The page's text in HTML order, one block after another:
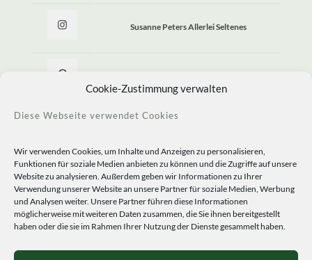
Cookie-Zustimmung verwalten
Diese Webseite verwendet Cookies
Wir verwenden Cookies, um Inhalte und Anzeigen zu personalisieren,
Funktionen für soziale Medien anbieten zu können und die Zugriffe auf unsere
Website zu analysieren. Außerdem geben wir Informationen zu Ihrer
Verwendung unserer Website an unsere Partner für soziale Medien, Werbung
und Analysen weiter. Unsere Partner führen diese Informationen
möglicherweise mit weiteren Daten zusammen, die Sie ihnen bereitgestellt
haben oder die sie im Rahmen Ihrer Nutzung der Dienste gesammelt haben.
Susanne Peters Allerlei Seltenes
© 2020 Staudengärtnerei Peters. All Rights Reserved.